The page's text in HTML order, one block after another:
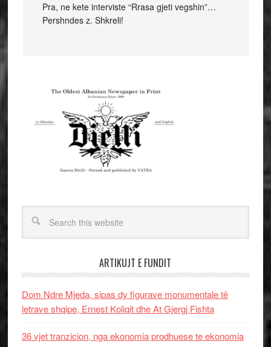
Pra, ne kete interviste “Rrasa gjeti vegshin”…
Pershndes z. Shkreli!
ARTIKUJT E FUNDIT
Dom Ndre Mjeda, sipas dy figurave monumentale të
letrave shqipe, Ernest Koliqit dhe At Gjergj Fishta
36 vjet tranzicion, nga ekonomia prodhuese te ekonomia